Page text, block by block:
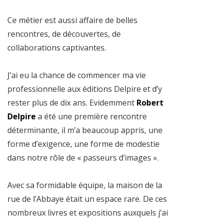
Ce métier est aussi affaire de belles
rencontres, de découvertes, de
collaborations captivantes.
J’ai eu la chance de commencer ma vie
professionnelle aux éditions Delpire et d’y
rester plus de dix ans. Evidemment Robert
Delpire a été une première rencontre
déterminante, il m’a beaucoup appris, une
forme d’exigence, une forme de modestie
dans notre rôle de « passeurs d’images ».
Avec sa formidable équipe, la maison de la
rue de l’Abbaye était un espace rare. De ces
nombreux livres et expositions auxquels j’ai